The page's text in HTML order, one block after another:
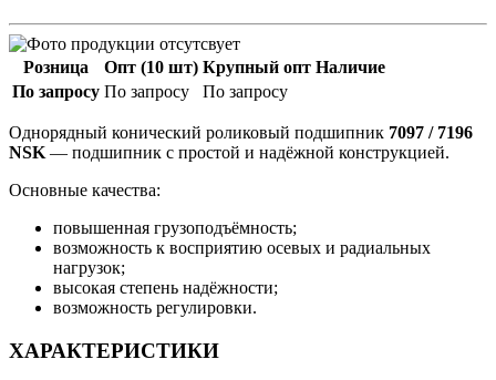
Розница Опт (10 шт) Крупный опт Наличие
По запросу По запросу По запросу
Однорядный конический роликовый подшипник 7097 / 7196
NSK — подшипник с простой и надёжной конструкцией.
Основные качества:
повышенная грузоподъёмность;
возможность к восприятию осевых и радиальных
нагрузок;
высокая степень надёжности;
возможность регулировки.
ХАРАКТЕРИСТИКИ